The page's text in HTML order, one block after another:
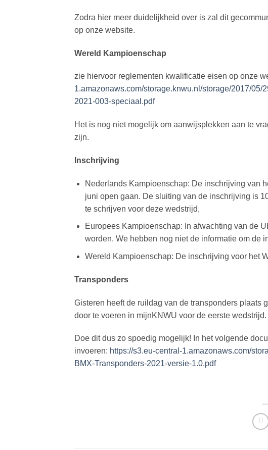
Zodra hier meer duidelijkheid over is zal dit
op onze website.
Wereld Kampioenschap
zie hiervoor reglementen kwalificatie eisen op onze
1.amazonaws.com/storage.knwu.nl/storage/2017/
2021-003-speciaal.pdf
Het is nog niet mogelijk om aanwijsplekken aan te
zijn.
Inschrijving
Nederlands Kampioenschap: De inschrijving van
juni open gaan. De sluiting van de inschrijving is
te schrijven voor deze wedstrijd,
Europees Kampioenschap: In afwachting van de
worden. We hebben nog niet de informatie om de
Wereld Kampioenschap: De inschrijving voor het
Transponders
Gisteren heeft de ruildag van de transponders plaats
door te voeren in mijnKNWU voor de eerste wedstrijd.
Doe dit dus zo spoedig mogelijk! In het volgende
invoeren: https://s3.eu-central-1.amazonaws.com/
BMX-Transponders-2021-versie-1.0.pdf